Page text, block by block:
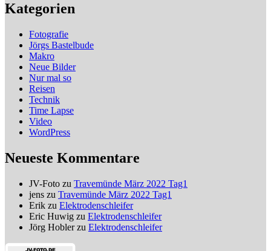
Kategorien
Fotografie
Jörgs Bastelbude
Makro
Neue Bilder
Nur mal so
Reisen
Technik
Time Lapse
Video
WordPress
Neueste Kommentare
JV-Foto zu Travemünde März 2022 Tag1
jens zu Travemünde März 2022 Tag1
Erik zu Elektrodenschleifer
Eric Huwig zu Elektrodenschleifer
Jörg Hoblerzu Elektrodenschleifer